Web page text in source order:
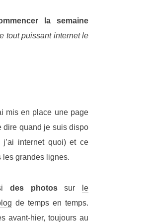
la semaine
tout puissant internet le
mis en place une page
dire quand je suis dispo
internet quoi) et ce
les grandes lignes.
des photossur
le
de temps en temps.
avant-hier, toujours au